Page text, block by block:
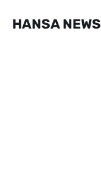
HANSA NEWS